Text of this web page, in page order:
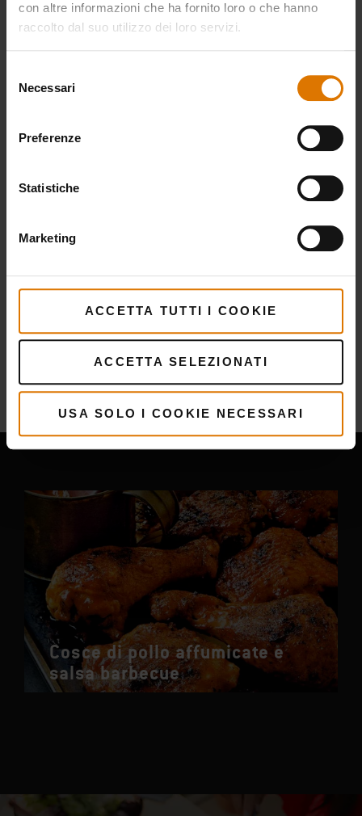
con altre informazioni che ha fornito loro o che hanno
raccolto dal suo utilizzo dei loro servizi.
delNecessari
Preferenze
Statistiche
Marketing
ACCETTA TUTTI I COOKIE
ACCETTA SELEZIONATI
USA SOLO I COOKIE NECESSARI
Visualizza
i dettagli
i dettagli
Altroricette
Ti potrebbe piacere
Cosce di pollo affumicate e
salsa barbecue